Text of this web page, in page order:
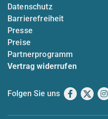
Datenschutz
Barrierefreiheit
Presse
Preise
Partnerprogramm
Vertrag widerrufen
Folgen Sie uns Facebook
X